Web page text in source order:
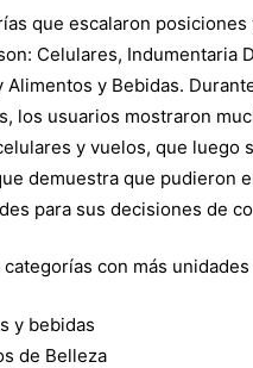
que escalaron
Celulares, Indumentaria
Alimentos y Bebidas.
los usuarios mostraron
y vuelos, que luego
demuestra que pudieron
para sus decisiones de
categorías con más
y bebidas
de Belleza